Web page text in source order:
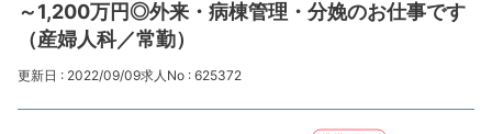
～1,200万円◎外来・病棟管理・分娩のお仕事です
（産婦人科／常勤）
更新日 : 2022/09/09求人No : 625372